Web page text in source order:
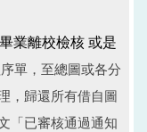
業離校檢核 或是
單，至總圖或各分
，歸還所有借自圖
「已審核通過通知